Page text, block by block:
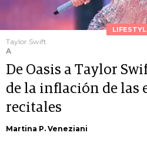
Taylor Swift
A
De Oasis a Taylor
de la inflación de las
recitales
Martina P. Veneziani